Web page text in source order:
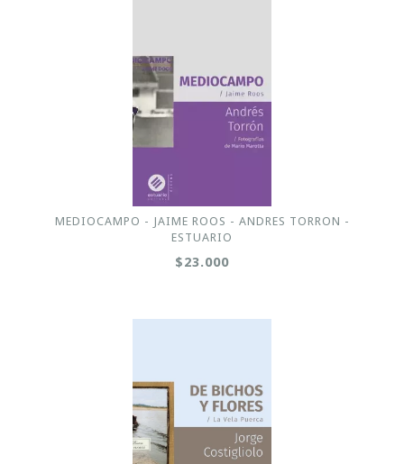
MEDIOCAMPO - JAIME ROOS - ANDRES TORRON -
ESTUARIO
$23.000